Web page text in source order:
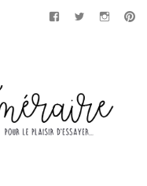
Facebook
Twitter